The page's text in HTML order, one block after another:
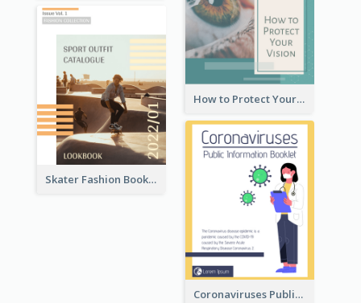
How to Protect Your Vision Booklet
Skater Fashion Booklet
Coronaviruses ​Public Information Booklet